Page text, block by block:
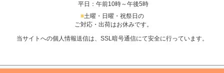
平日：午前10時～午後5時
■土曜・日曜・祝祭日の
ご対応・出荷はお休みです。
当サイトへの個人情報送信は、SSL暗号通信にて安全に行っています。